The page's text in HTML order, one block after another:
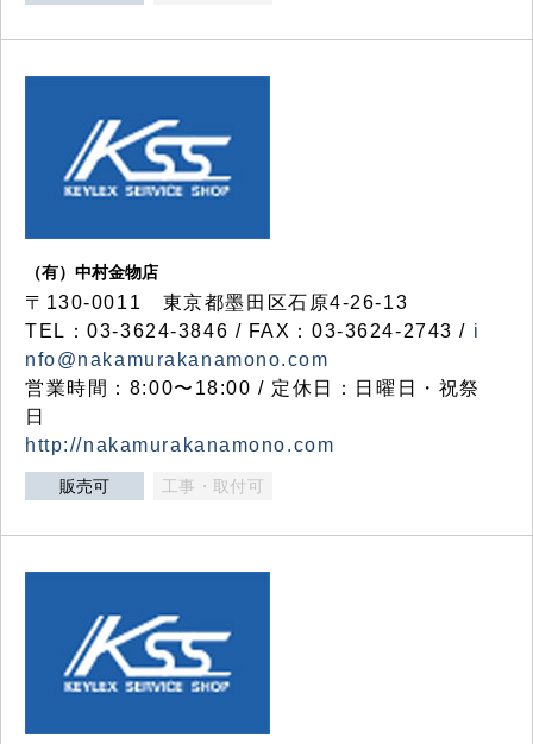
（有）中村金物店
〒130-0011 東京都墨田区石原4-26-13
TEL：03-3624-3846 / FAX：03-3624-2743 / i
nfo@nakamurakanamono.com
営業時間：8:00〜18:00 / 定休日：日曜日・祝祭
日
http://nakamurakanamono.com
販売可 工事・取付可